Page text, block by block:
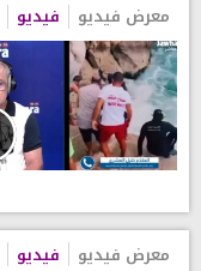
معرض فيديو فيديو
معرض فيديو فيديو